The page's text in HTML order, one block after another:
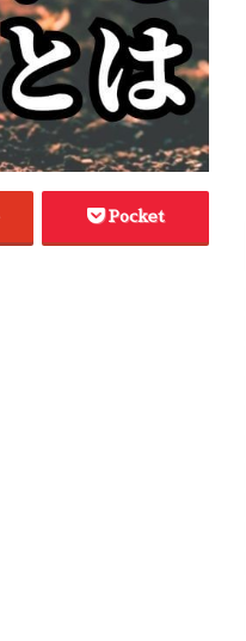
Pocket